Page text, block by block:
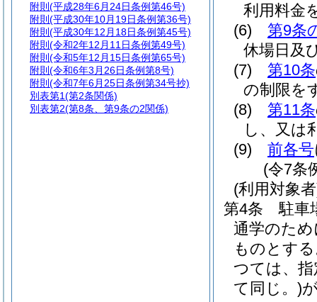
利用料金
(6)
第9条
休場日及
(7)
第10条
の制限を
(8)
第11条
し、又は
(9)
前各号
(令7条
(利用対象
第4条
駐車
通学のた
ものとす
つては、
て同じ。)
附則 (平成28年6月24日条例第46号)
附則 (平成30年10月19日条例第36号)
附則 (平成30年12月18日条例第45号)
附則 (令和2年12月11日条例第49号)
附則 (令和5年12月15日条例第65号)
附則 (令和6年3月26日条例第8号)
附則 (令和7年6月25日条例第34号抄)
別表第1(第2条関係)
別表第2(第8条、第9条の2関係)